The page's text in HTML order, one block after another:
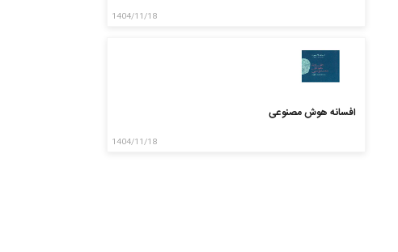
1404/11/18
افسانه هوش مصنوعی
1404/11/18